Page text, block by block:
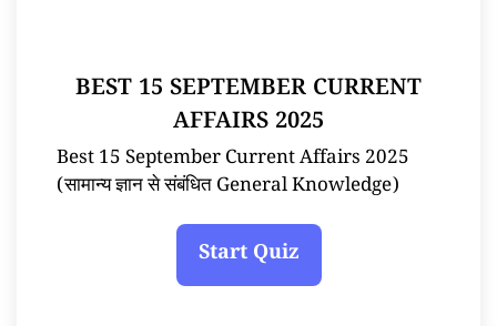
BEST 15 SEPTEMBER CURRENT
AFFAIRS 2025
Best 15 September Current Affairs 2025
(सामान्य ज्ञान से संबंधित General Knowledge)